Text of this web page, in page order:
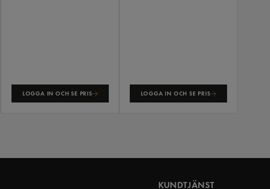
LOGGA IN OCH SE PRIS LOGGA IN OCH SE PRIS
KUNDTJÄNST